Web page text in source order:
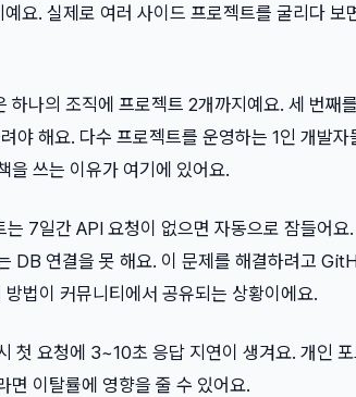
요. 실제로 여러 사이드 프로젝트를 굴리다 보
나의 조직에 프로젝트 2개까지예요. 세 번째
야 해요. 다수 프로젝트를 운영하는 1인 개발자
을 쓰는 이유가 여기에 있어요.
7일간 API 요청이 없으면 자동으로 잠들어요
DB 연결을 못 해요. 이 문제를 해결하려고
법이 커뮤니티에서 공유되는 상황이에요.
첫 요청에 3~10초 응답 지연이 생겨요. 개인
면 이탈률에 영향을 줄 수 있어요.